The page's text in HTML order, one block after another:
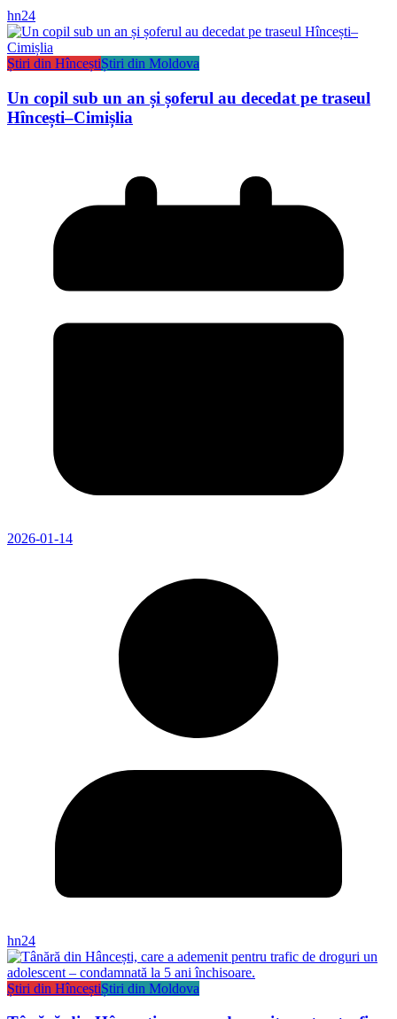
hn24
Știri din HînceștiȘtiri din Moldova
Un copil sub un an și șoferul au decedat pe traseul
Hîncești–Cimișlia
2026-01-14
hn24
Știri din HînceștiȘtiri din Moldova